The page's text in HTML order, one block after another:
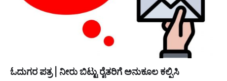
ಓದುಗರ ಪತ್ರ | ನೀರು ಬಿಟ್ಟು ರೈತರಿಗೆ ಅನುಕೂಲ ಕಲ್ಪಿಸಿ